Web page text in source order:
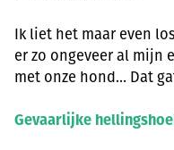
Ik liet het maar even
er zo ongeveer al mijn
met onze hond… Dat
Gevaarlijke